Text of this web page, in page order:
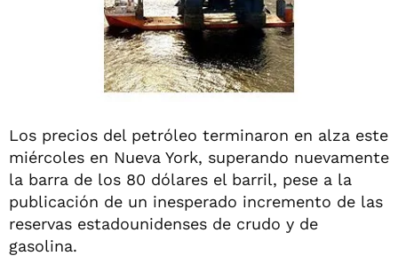
Los precios del petróleo terminaron en alza este
miércoles en Nueva York, superando nuevamente
la barra de los 80 dólares el barril, pese a la
publicación de un inesperado incremento de las
reservas estadounidenses de crudo y de
gasolina.